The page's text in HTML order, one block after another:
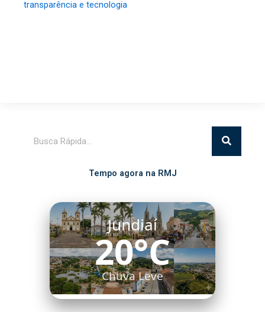
transparência e tecnologia
Tempo agora na RMJ
Itatiba
18°C
Chuva Leve